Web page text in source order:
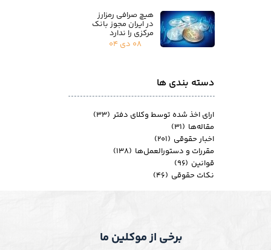
هیچ صرافی رمزارز
در ایران مجوز بانک
مرکزی را ندارد
۰۸ دی ۰۴
دسته بندی ها
ارای اخذ شده توسط وکلای دفتر (۳۳)
مقاله‌ها (۳۱)
اخبار حقوقی (۲۰۱)
مقررات و دستورالعمل‌ها (۱۳۸)
قوانین (۹۶)
نکات حقوقی (۴۶)
برخی از موکلین ما